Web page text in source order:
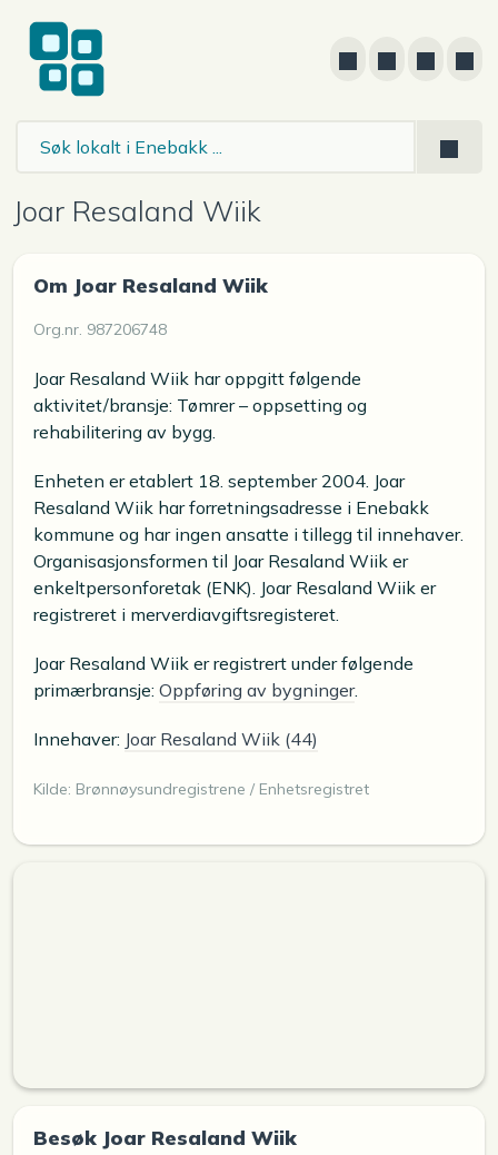
Joar Resaland Wiik
Om Joar Resaland Wiik
Org.nr. 987206748
Joar Resaland Wiik har oppgitt følgende
aktivitet/bransje: Tømrer – oppsetting og
rehabilitering av bygg.
Enheten er etablert 18. september 2004. Joar
Resaland Wiik har forretningsadresse i Enebakk
kommune og har ingen ansatte i tillegg til innehaver.
Organisasjonsformen til Joar Resaland Wiik er
enkeltpersonforetak (ENK). Joar Resaland Wiik er
registreret i merverdiavgiftsregisteret.
Joar Resaland Wiik er registrert under følgende
primærbransje: Oppføring av bygninger.
Innehaver: Joar Resaland Wiik (44)
Kilde: Brønnøysundregistrene / Enhetsregistret
Besøk Joar Resaland Wiik